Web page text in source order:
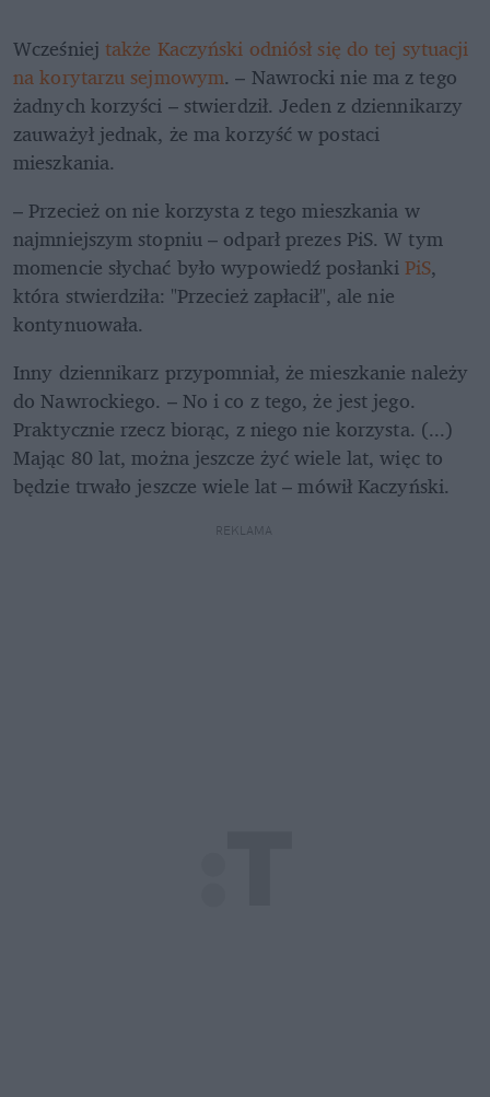
Wcześniej także Kaczyński odniósł się do tej sytuacji
na korytarzu sejmowym. – Nawrocki nie ma z tego
żadnych korzyści – stwierdził. Jeden z dziennikarzy
zauważył jednak, że ma korzyść w postaci
mieszkania.
– Przecież on nie korzysta z tego mieszkania w
najmniejszym stopniu – odparł prezes PiS. W tym
momencie słychać było wypowiedź posłanki PiS,
która stwierdziła: "Przecież zapłacił", ale nie
kontynuowała.
Inny dziennikarz przypomniał, że mieszkanie należy
do Nawrockiego. – No i co z tego, że jest jego.
Praktycznie rzecz biorąc, z niego nie korzysta. (...)
Mając 80 lat, można jeszcze żyć wiele lat, więc to
będzie trwało jeszcze wiele lat – mówił Kaczyński.
REKLAMA